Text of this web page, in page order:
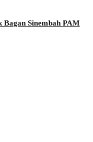
Bagan Sinembah PAM